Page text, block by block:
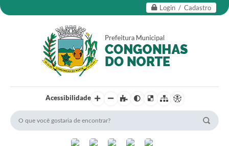
Login / Cadastro
Acessibilidade